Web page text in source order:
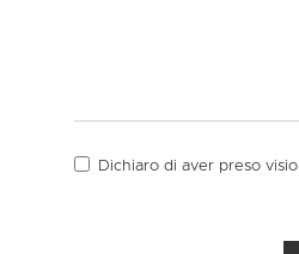
Dichiaro di aver preso